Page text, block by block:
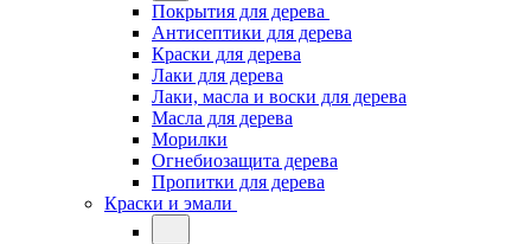
Покрытия для дерева
Антисептики для дерева
Краски для дерева
Лаки для дерева
Лаки, масла и воски для дерева
Масла для дерева
Морилки
Огнебиозащита дерева
Пропитки для дерева
Краски и эмали